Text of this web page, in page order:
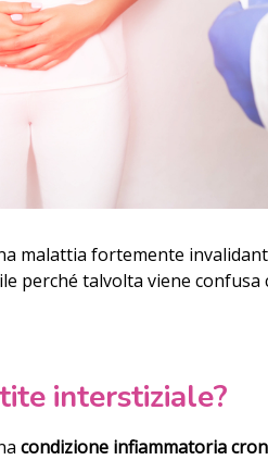
malattia fortemente
perché talvolta viene
interstiziale?
condizione infiammatoria